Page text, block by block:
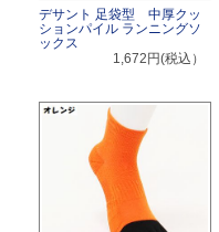
デサント 足袋型 中厚クッ
ションパイル ランニングソ
ックス
1,672円(税込）